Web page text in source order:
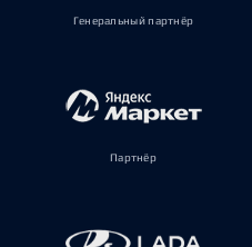
Генеральный партнёр
Партнёр